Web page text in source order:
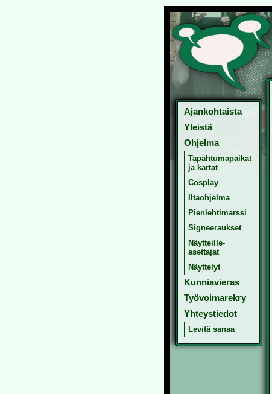
Ajankohtaista
Yleistä
Ohjelma
Tapahtumapaikat
ja kartat
Cosplay
Iltaohjelma
Pienlehtimarssi
Signeeraukset
Näytteille-
asettajat
Näyttelyt
Kunniavieras
Työvoimarekry
Yhteystiedot
Levitä sanaa